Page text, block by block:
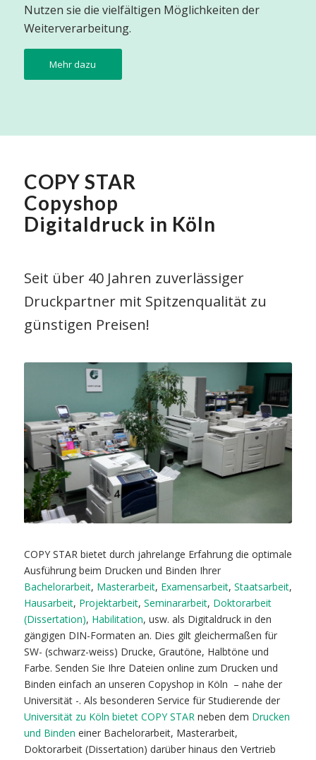
Nutzen sie die vielfältigen Möglichkeiten der
Weiterverarbeitung.
Mehr dazu
COPY STAR
Copyshop
Digitaldruck in Köln
Seit über 40 Jahren zuverlässiger
Druckpartner mit Spitzenqualität zu
günstigen Preisen!
COPY STAR bietet durch jahrelange Erfahrung die optimale
Ausführung beim Drucken und Binden Ihrer
Bachelorarbeit, Masterarbeit, Examensarbeit, Staatsarbeit,
Hausarbeit, Projektarbeit, Seminararbeit, Doktorarbeit
(Dissertation), Habilitation, usw. als Digitaldruck in den
gängigen DIN-Formaten an. Dies gilt gleichermaßen für
SW- (schwarz-weiss) Drucke, Grautöne, Halbtöne und
Farbe. Senden Sie Ihre Dateien online zum Drucken und
Binden einfach an unseren Copyshop in Köln – nahe der
Universität -. Als besonderen Service für Studierende der
Universität zu Köln bietet COPY STARneben dem Drucken
und Binden einer Bachelorarbeit, Masterarbeit,
Doktorarbeit (Dissertation) darüber hinaus den Vertrieb